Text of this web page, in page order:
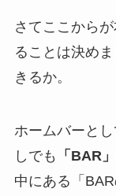
さてここから
ることは決め
きるか。
ホームバーと
しでも
「BAR
中にある「